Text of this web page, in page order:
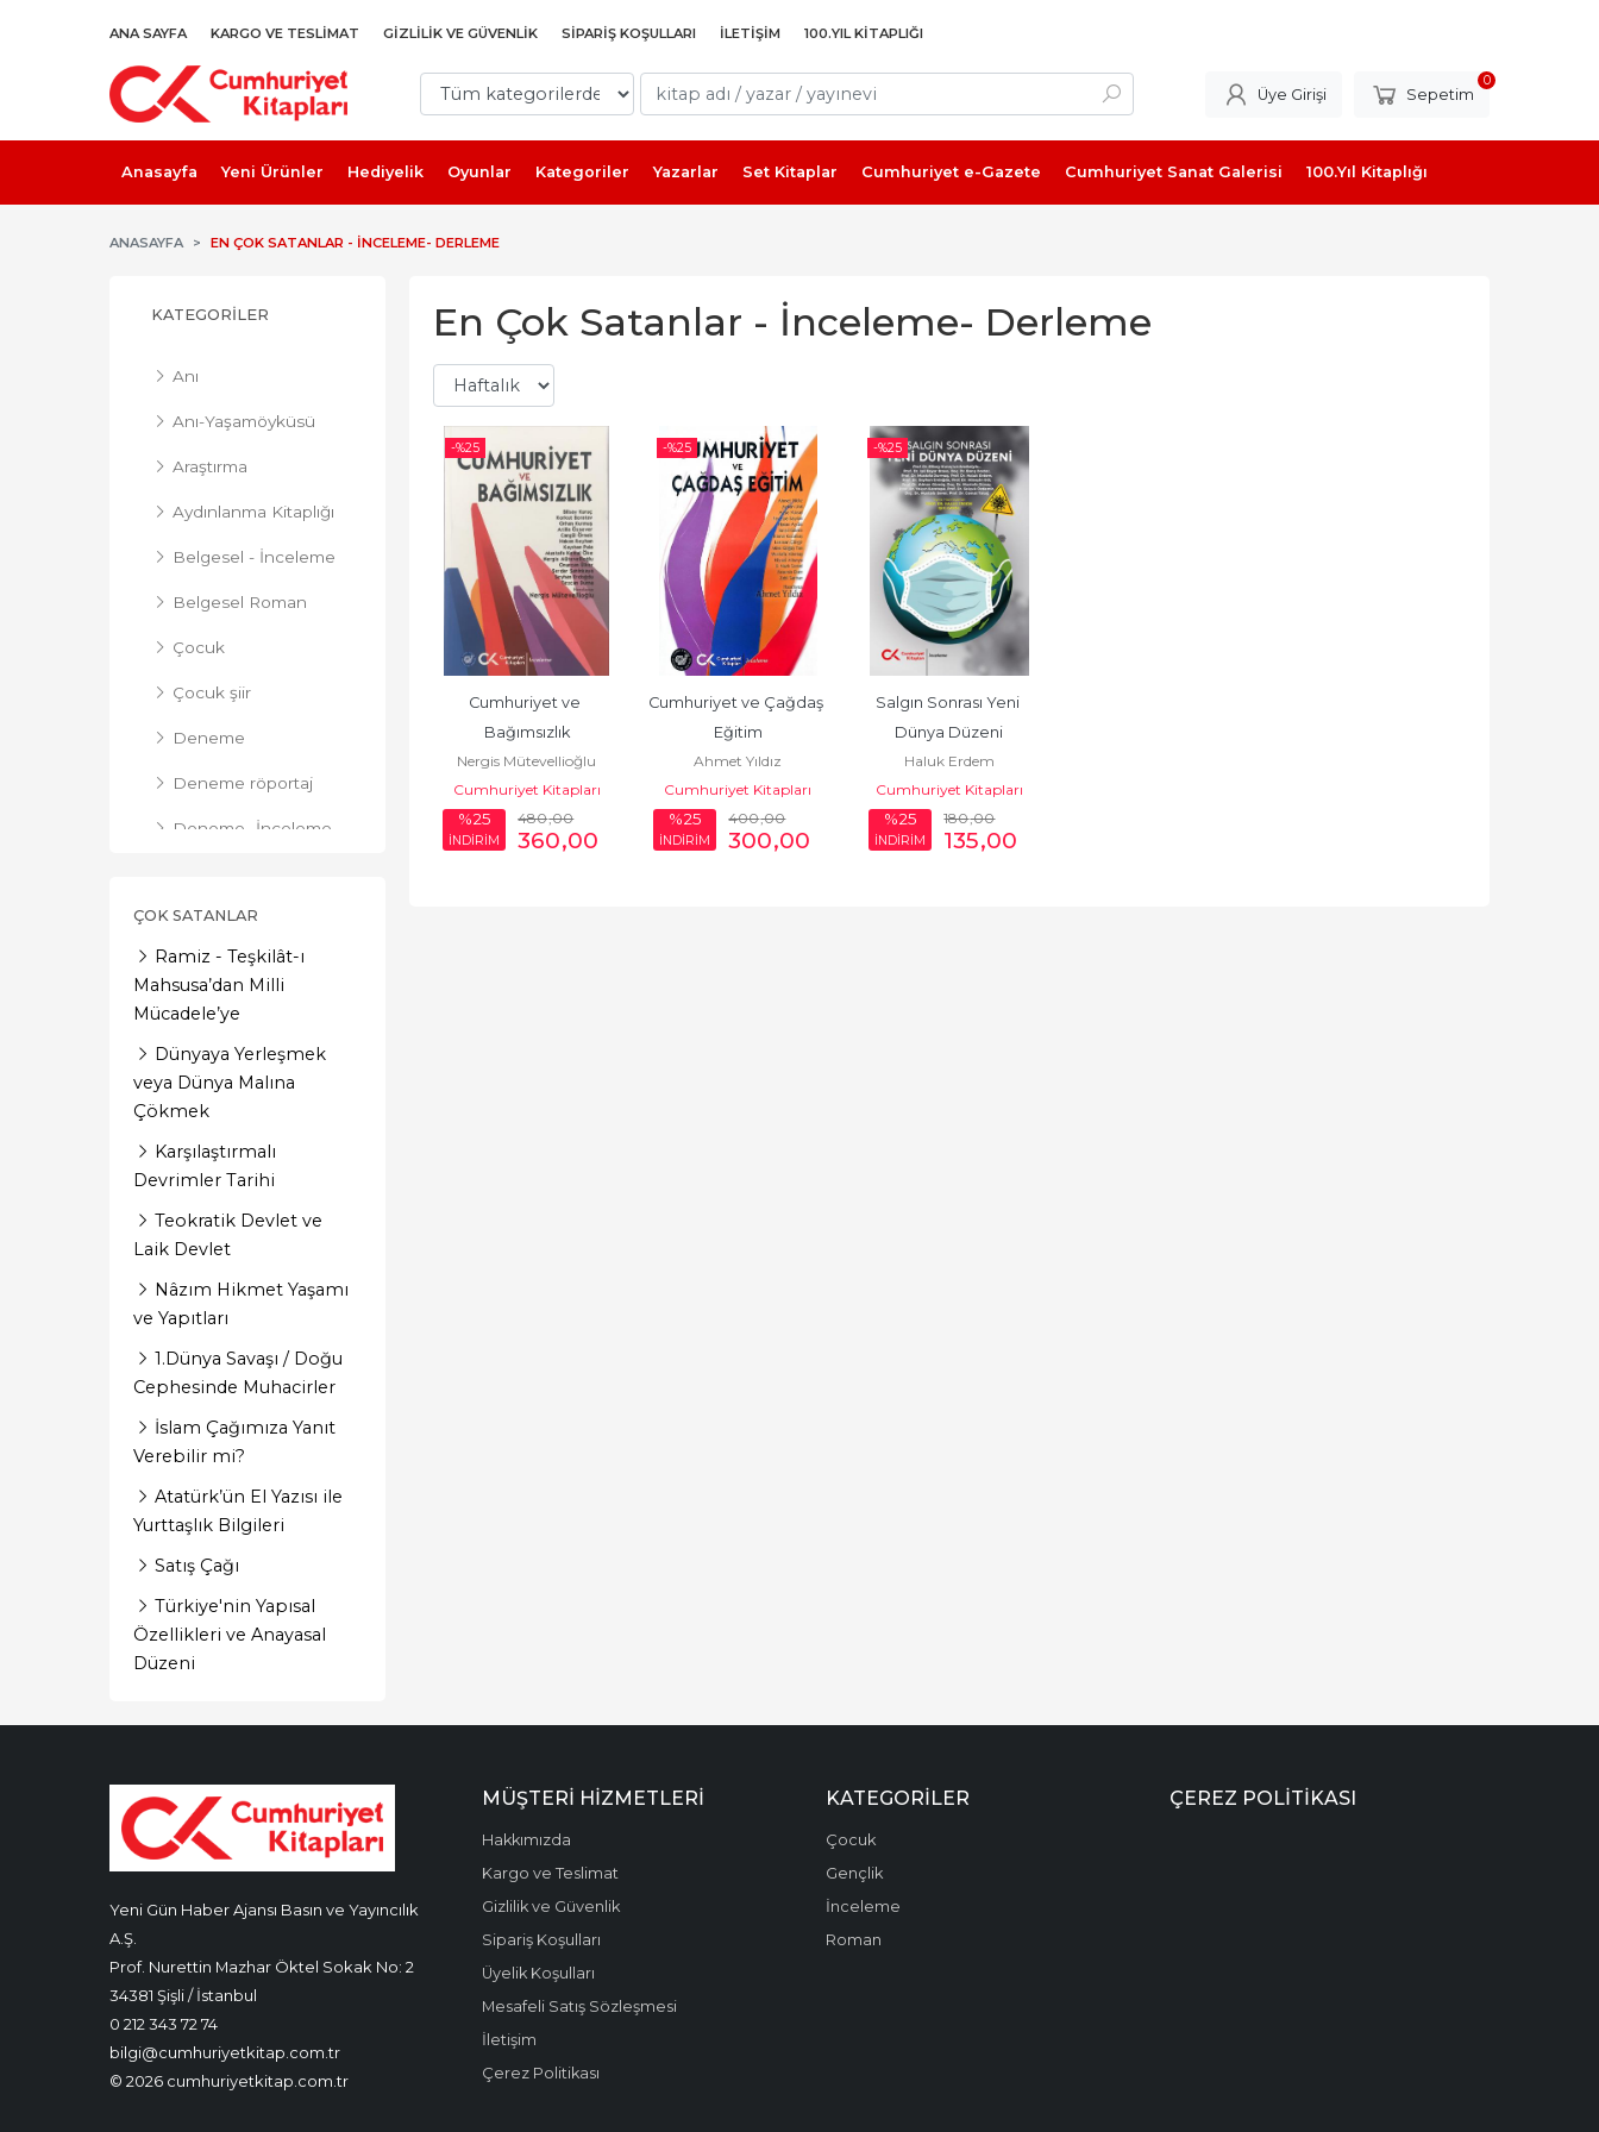
ANA SAYFA KARGO VE TESLIMAT GIZLILIK VE GÜVENLIK SIPARIŞ KOŞULLARI İLETIŞIM 100.YIL KITAPLIĞI
Üye Girişi Sepetim
0
Anasayfa Yeni Ürünler Hediyelik Oyunlar Kategoriler Yazarlar Set Kitaplar Cumhuriyet e-Gazete Cumhuriyet Sanat Galerisi 100.Yıl Kitaplığı
ANASAYFA EN ÇOK SATANLAR - İNCELEME- DERLEME
KATEGORILER
Anı
Anı-Yaşamöyküsü
Araştırma
Aydınlanma Kitaplığı
Belgesel - İnceleme
Belgesel Roman
Çocuk
Çocuk şiir
Deneme
Deneme röportaj
Deneme- İnceleme
Derleme
Derleme -
Yaşamöyküsü
Edebiyat- Eleştiri
Fabl - Gülmece
Gençlik
Gezi deneme
Gezi İnceleme
Gezi-İnceleme
Güncel Araştırma
Hiciv- mizah
Hikaye
İnceleme
İnceleme - Felsefe
İnceleme- Derleme
Karikatür
Mektup
Oyunlar
Öykü
ÇOK SATANLAR
Ramiz - Teşkilât-ı
Mahsusa’dan Milli
Mücadele’ye
Dünyaya Yerleşmek
veya Dünya Malına
Çökmek
Karşılaştırmalı
Devrimler Tarihi
Teokratik Devlet ve
Laik Devlet
Nâzım Hikmet Yaşamı
ve Yapıtları
1.Dünya Savaşı / Doğu
Cephesinde Muhacirler
İslam Çağımıza Yanıt
Verebilir mi?
Atatürk’ün El Yazısı ile
Yurttaşlık Bilgileri
Satış Çağı
Türkiye'nin Yapısal
Özellikleri ve Anayasal
Düzeni
En Çok Satanlar - İnceleme- Derleme
-%25
Cumhuriyet ve
Bağımsızlık
Nergis Mütevellioğlu
Cumhuriyet Kitapları
%25
İNDİRİM
480,00
360,00
-%25
Cumhuriyet ve Çağdaş
Eğitim
Ahmet Yıldız
Cumhuriyet Kitapları
%25
İNDİRİM
400,00
300,00
-%25
Salgın Sonrası Yeni
Dünya Düzeni
Haluk Erdem
Cumhuriyet Kitapları
%25
İNDİRİM
180,00
135,00
Yeni Gün Haber Ajansı Basın ve Yayıncılık
A.Ş.
Prof. Nurettin Mazhar Öktel Sokak No: 2
34381 Şişli / İstanbul
0 212 343 72 74
bilgi@cumhuriyetkitap.com.tr
© 2026 cumhuriyetkitap.com.tr
MÜŞTERI HIZMETLERI
Hakkımızda
Kargo ve Teslimat
Gizlilik ve Güvenlik
Sipariş Koşulları
Üyelik Koşulları
Mesafeli Satış Sözleşmesi
İletişim
Çerez Politikası
KATEGORILER
Çocuk
Gençlik
İnceleme
Roman
ÇEREZ POLITIKASI